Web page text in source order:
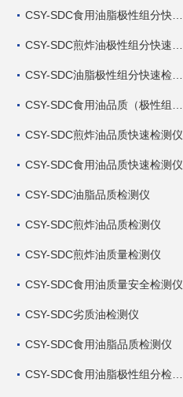
CSY-SDC煎炸油品质快速检测仪
CSY-SDC食用油品质快速检测仪
CSY-SDC油脂品质检测仪
CSY-SDC煎炸油品质检测仪
CSY-SDC煎炸油质量检测仪
CSY-SDC食用油质量安全检测仪
CSY-SDC劣质油检测仪
CSY-SDC食用油脂品质检测仪